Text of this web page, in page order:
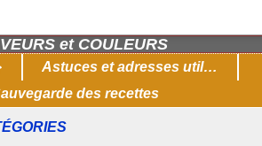
Astuces et adresses utiles
des recettes